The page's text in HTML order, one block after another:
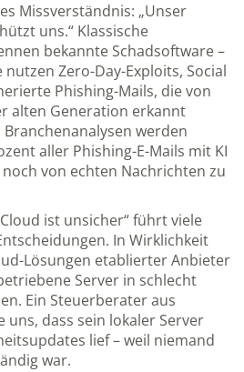
Missverständnis: „Unser
uns.“ Klassische
bekannte Schadsoftware –
Zero-Day-Exploits, Social
Phishing-Mails, die von
alten Generation erkannt
werden
aller Phishing-E-Mails mit KI
von echten Nachrichten zu
ist unsicher“ führt viele
In Wirklichkeit
Lösungen etablierter Anbieter
Server in schlecht
Ein Steuerberater aus
dass sein lokaler Server
lief – weil niemand
war.